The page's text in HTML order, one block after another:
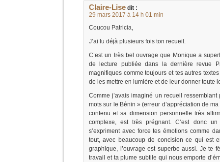
Claire-Lise dit :
29 mars 2017 à 14 h 01 min
Coucou Patricia,
J’ai lu déjà plusieurs fois ton recueil.
C’est un très bel ouvrage que Monique a
de lecture publiée dans la dernière revue
magnifiques comme toujours et tes autres
de les mettre en lumière et de leur donner toute
Comme j’avais imaginé un recueil
mots sur le Bénin » (erreur d’appréciation de
contenu et sa dimension personnelle très
complexe, est très prégnant. C’est donc
s’expriment avec force tes émotions comme
tout, avec beaucoup de concision ce qui est
graphique, l’ouvrage est superbe aussi. Je te
travail et ta plume subtile qui nous emporte